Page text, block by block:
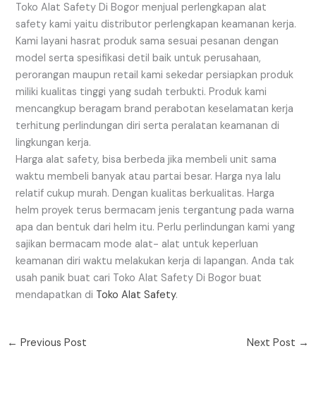
Toko Alat Safety Di Bogor menjual perlengkapan alat
safety kami yaitu distributor perlengkapan keamanan kerja.
Kami layani hasrat produk sama sesuai pesanan dengan
model serta spesifikasi detil baik untuk perusahaan,
perorangan maupun retail kami sekedar persiapkan produk
miliki kualitas tinggi yang sudah terbukti. Produk kami
mencangkup beragam brand perabotan keselamatan kerja
terhitung perlindungan diri serta peralatan keamanan di
lingkungan kerja.
Harga alat safety, bisa berbeda jika membeli unit sama
waktu membeli banyak atau partai besar. Harga nya lalu
relatif cukup murah. Dengan kualitas berkualitas. Harga
helm proyek terus bermacam jenis tergantung pada warna
apa dan bentuk dari helm itu. Perlu perlindungan kami yang
sajikan bermacam mode alat- alat untuk keperluan
keamanan diri waktu melakukan kerja di lapangan. Anda tak
usah panik buat cari Toko Alat Safety Di Bogor buat
mendapatkan di Toko Alat Safety.
← Previous Post Next Post →